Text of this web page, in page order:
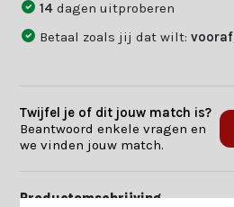
14dagen uitproberen
Betaal zoals jij dat wilt:vooraf
Twijfel je of dit jouw match is?
Beantwoord enkele vragen en
we vinden jouw match.
Productomschrijving